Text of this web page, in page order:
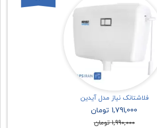
فلاشتانک نیاز مدل آیدین
1,791,000 تومان
1,990,000 تومان